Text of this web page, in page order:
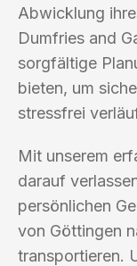
Abwicklung
Dumfries and
sorgfältige
bieten, um
stressfrei
Mit unserem
darauf
persönlichen
von Göttingen
transportieren.